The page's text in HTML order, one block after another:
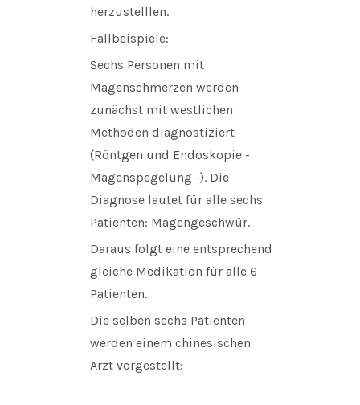
herzustelllen.
Fallbeispiele:
Sechs Personen mit
Magenschmerzen werden
zunächst mit westlichen
Methoden diagnostiziert
(Röntgen und Endoskopie -
Magenspegelung -). Die
Diagnose lautet für alle sechs
Patienten: Magengeschwür.
Daraus folgt eine entsprechend
gleiche Medikation für alle 6
Patienten.
Die selben sechs Patienten
werden einem chinesischen
Arzt vorgestellt: